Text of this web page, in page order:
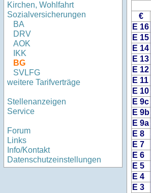
Kirchen, Wohlfahrt
Sozialversicherungen
BA
DRV
AOK
IKK
BG
SVLFG
weitere Tarifverträge
Stellenanzeigen
Service
Forum
Links
Info/Kontakt
Datenschutzeinstellungen
€
E 16
E 15
E 14
E 13
E 12
E 11
E 10
E 9c
E 9b
E 9a
E 8
E 7
E 6
E 5
E 4
E 3